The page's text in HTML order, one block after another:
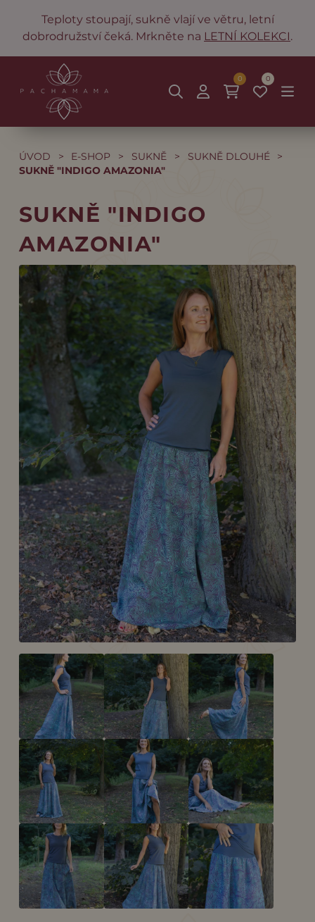
Teploty stoupají, sukně vlají ve větru, letní
dobrodružství čeká. Mrkněte na LETNÍ KOLEKCI.
0
0
ÚVOD > E-SHOP > SUKNĚ > SUKNĚ DLOUHÉ
>
SUKNĚ "INDIGO AMAZONIA"
SUKNĚ "INDIGO
AMAZONIA"